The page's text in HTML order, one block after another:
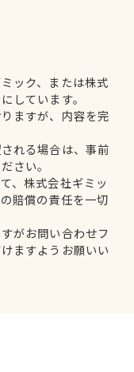
ック、または株式
しています。
ますが、内容を完
れる場合は、事前
さい。
、株式会社ギミッ
賠償の責任を一切
がお問い合わせフ
ますようお願いい